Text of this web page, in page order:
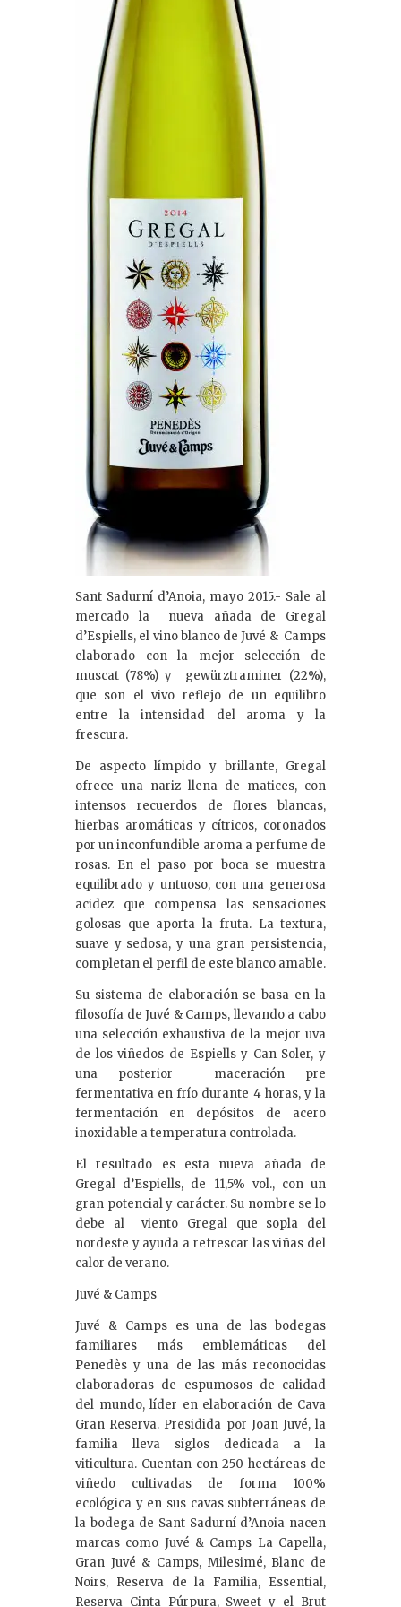
Sant Sadurní d’Anoia, mayo 2015.- Sale al
mercado la nueva añada de Gregal
d’Espiells, el vino blanco de Juvé & Camps
elaborado con la mejor selección de
muscat (78%) y gewürztraminer (22%),
que son el vivo reflejo de un equilibro
entre la intensidad del aroma y la
frescura.
De aspecto límpido y brillante, Gregal
ofrece una nariz llena de matices, con
intensos recuerdos de flores blancas,
hierbas aromáticas y cítricos, coronados
por un inconfundible aroma a perfume de
rosas. En el paso por boca se muestra
equilibrado y untuoso, con una generosa
acidez que compensa las sensaciones
golosas que aporta la fruta. La textura,
suave y sedosa, y una gran persistencia,
completan el perfil de este blanco amable.
Su sistema de elaboración se basa en la
filosofía de Juvé & Camps, llevando a cabo
una selección exhaustiva de la mejor uva
de los viñedos de Espiells y Can Soler, y
una posterior maceración pre
fermentativa en frío durante 4 horas, y la
fermentación en depósitos de acero
inoxidable a temperatura controlada.
El resultado es esta nueva añada de
Gregal d’Espiells, de 11,5% vol., con un
gran potencial y carácter. Su nombre se lo
debe al viento Gregal que sopla del
nordeste y ayuda a refrescar las viñas del
calor de verano.
Juvé & Camps
Juvé & Camps es una de las bodegas
familiares más emblemáticas del
Penedès y una de las más reconocidas
elaboradoras de espumosos de calidad
del mundo, líder en elaboración de Cava
Gran Reserva. Presidida por Joan Juvé, la
familia lleva siglos dedicada a la
viticultura. Cuentan con 250 hectáreas de
viñedo cultivadas de forma 100%
ecológica y en sus cavas subterráneas de
la bodega de Sant Sadurní d’Anoia nacen
marcas como Juvé & Camps La Capella,
Gran Juvé & Camps, Milesimé, Blanc de
Noirs, Reserva de la Familia, Essential,
Reserva Cinta Púrpura, Sweet y el Brut